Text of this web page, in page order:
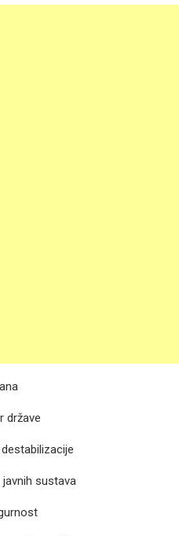
države
sustava